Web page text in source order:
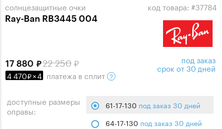
солнцезащитные очки
Ray-Ban RB3445 004
код товара: #37784
22 250
17 880
4 470 ×4 платежа в сплит
под заказ
срок от 30 дней
доступные размеры
оправы:
61-17-130 под заказ 30 дней
64-17-130 под заказ 30 дней